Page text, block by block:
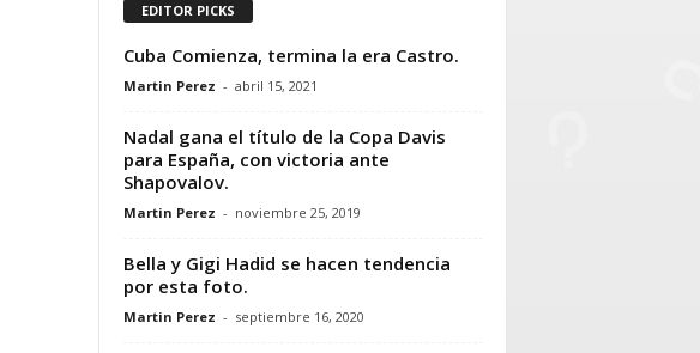
EDITOR PICKS
Cuba Comienza, termina la era Castro.
Martin Perez - abril 15, 2021
Nadal gana el título de la Copa Davis
para España, con victoria ante
Shapovalov.
Martin Perez - noviembre 25, 2019
Bella y Gigi Hadid se hacen tendencia
por esta foto.
Martin Perez - septiembre 16, 2020